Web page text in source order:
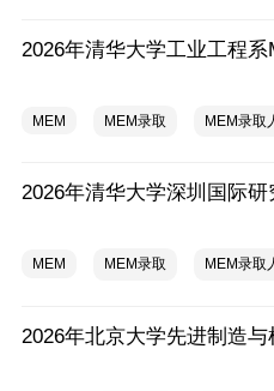
MEM MEM录取 MEM录取
MEM MEM录取 MEM录取